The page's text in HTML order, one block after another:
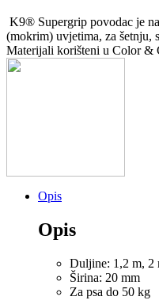
Crveni
količina
K9® Supergrip povodac je
(mokrim) uvjetima, za šetnju,
Materijali korišteni u Color &
Opis
Opis
Duljine: 1,2 m, 2
Širina: 20 mm
Za psa do 50 kg